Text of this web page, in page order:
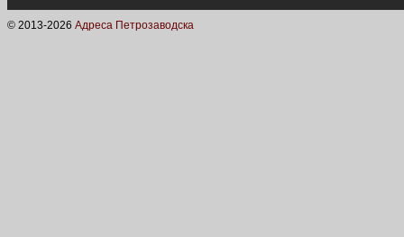
© 2013-2026 Адреса Петрозаводска